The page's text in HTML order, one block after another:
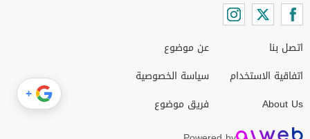
اتصل بنا
اتفاقية الاستخدام
About Us
عن موضوع
سياسة الخصوصية
فريق موضوع
+